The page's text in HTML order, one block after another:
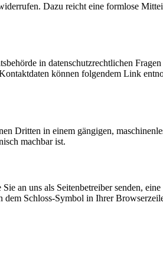
Dazu reicht eine formlose
in datenschutzrechtlichen
können folgendem Link
Dritten in einem gängigen,
machbar ist.
an uns als Seitenbetreiber senden,
dem Schloss-Symbol in Ihrer